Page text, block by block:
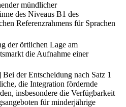
mündlicher
des Niveaus B1 des
Referenzrahmens für Sprachen
der örtlichen Lage am
die Aufnahme einer
Bei der Entscheidung nach Satz 1
die Integration fördernde
insbesondere die Verfügbarkeit
für minderjährige